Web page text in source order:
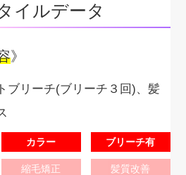
イルデータ
》
ブリーチ(ブリーチ３回)、髪
カラー ブリーチ有
縮毛矯正 髪質改善